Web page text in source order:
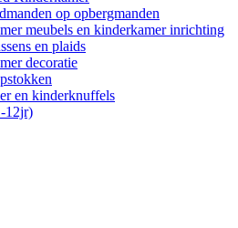
op opbergmanden
meubels en kinderkamer inrichting
en plaids
decoratie
en kinderknuffels
12jr)